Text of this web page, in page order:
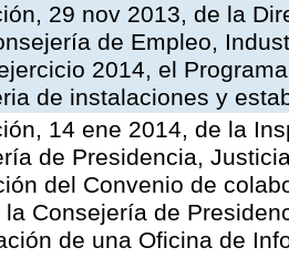
29 nov 2013, de la
de Empleo,
2014, el
de instalaciones y
14 ene 2014, de la
de Presidencia,
del Convenio de
la Consejería de
de una Oficina de